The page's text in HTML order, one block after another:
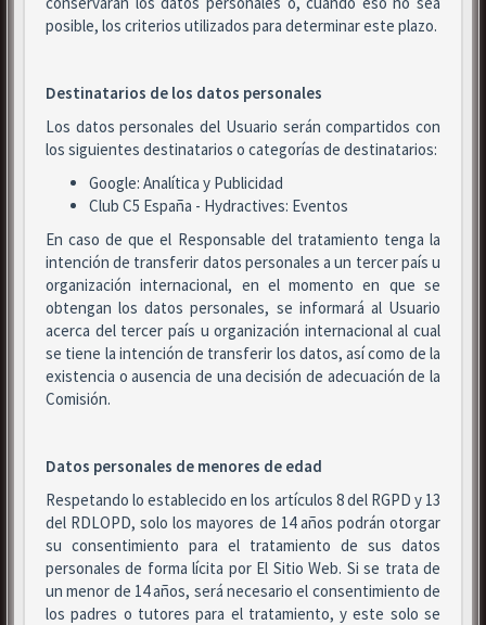
posible, los criterios utilizados para determinar este plazo.
Destinatarios de los datos personales
Los datos personales del Usuario serán compartidos con
los siguientes destinatarios o categorías de destinatarios:
Google: Analítica y Publicidad
Club C5 España - Hydractives: Eventos
En caso de que el Responsable del tratamiento tenga la
intención de transferir datos personales a un tercer país u
organización internacional, en el momento en que se
obtengan los datos personales, se informará al Usuario
acerca del tercer país u organización internacional al cual
se tiene la intención de transferir los datos, así como de la
existencia o ausencia de una decisión de adecuación de la
Comisión.
Datos personales de menores de edad
Respetando lo establecido en los artículos 8 del RGPD y 13
del RDLOPD, solo los mayores de 14 años podrán otorgar
su consentimiento para el tratamiento de sus datos
personales de forma lícita por El Sitio Web. Si se trata de
un menor de 14 años, será necesario el consentimiento de
los padres o tutores para el tratamiento, y este solo se